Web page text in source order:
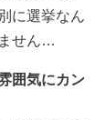
に選挙なん
せん…
囲気にカン